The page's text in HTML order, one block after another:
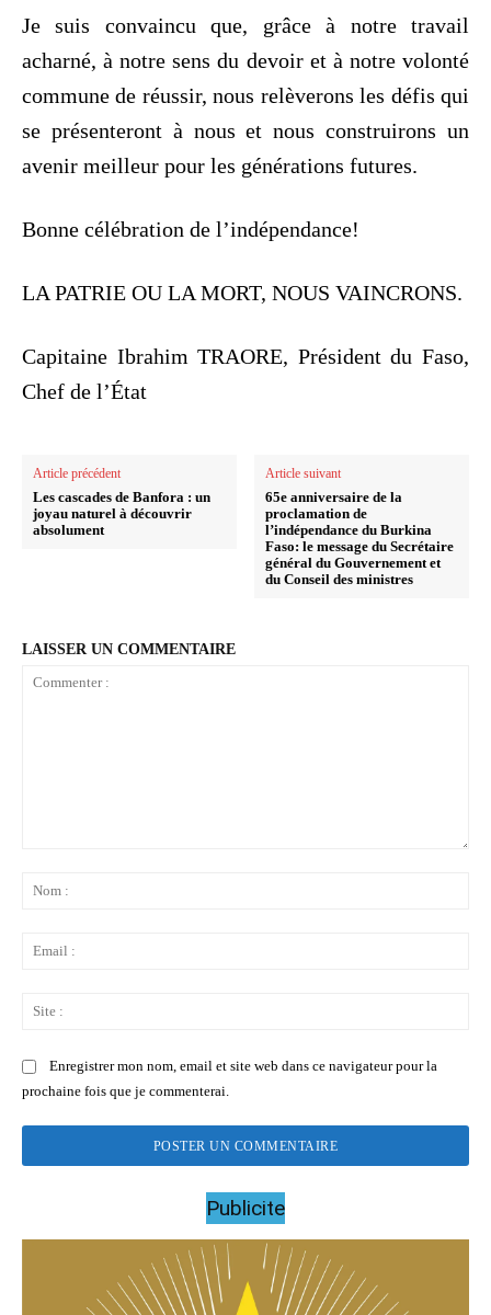
Je suis convaincu que, grâce à notre travail
acharné, à notre sens du devoir et à notre volonté
commune de réussir, nous relèverons les défis qui
se présenteront à nous et nous construirons un
avenir meilleur pour les générations futures.
Bonne célébration de l’indépendance!
LA PATRIE OU LA MORT, NOUS VAINCRONS.
Capitaine Ibrahim TRAORE, Président du Faso,
Chef de l’État
Article précédent
Les cascades de Banfora : un
joyau naturel à découvrir
absolument
Article suivant
65e anniversaire de la
proclamation de
l’indépendance du Burkina
Faso: le message du Secrétaire
général du Gouvernement et
du Conseil des ministres
LAISSER UN COMMENTAIRE
Enregistrer mon nom, email et site web dans ce navigateur pour la
prochaine fois que je commenterai.
Publicite